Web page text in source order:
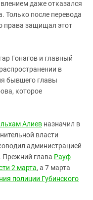
даже отказался
Только после перевода
права защищал этот
Гонагов и главный
в
бывшего главы
которое
Алиев назначил в
власти
администрацией
Прежний глава Рауф
2 марта, а 7 марта
полиции Губинского